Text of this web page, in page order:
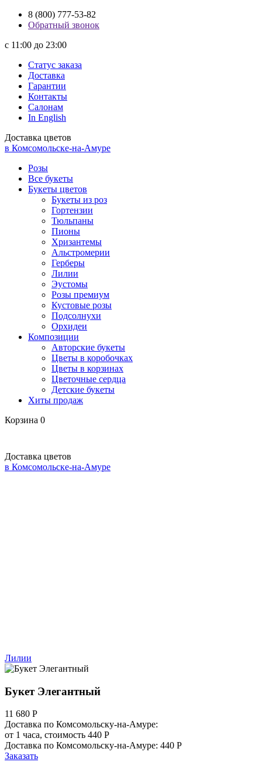
8 (800) 777-53-82
Обратный звонок
с 11:00 до 23:00
Статус заказа
Доставка
Гарантии
Контакты
Салонам
In English
Доставка цветов
в Комсомольске-на-Амуре
Розы
Все букеты
Букеты цветов
Букеты из роз
Гортензии
Тюльпаны
Пионы
Хризантемы
Альстромерии
Герберы
Лилии
Эустомы
Розы премиум
Кустовые розы
Подсолнухи
Орхидеи
Композиции
Авторские букеты
Цветы в коробочках
Цветы в корзинах
Цветочные сердца
Детские букеты
Хиты продаж
Корзина 0
Доставка цветов
в Комсомольске-на-Амуре
Лилии
Букет Элегантный
11 680 Р
Доставка по Комсомольску-на-Амуре:
от 1 часа, стоимость 440 Р
Доставка по Комсомольску-на-Амуре: 440 Р
Заказать